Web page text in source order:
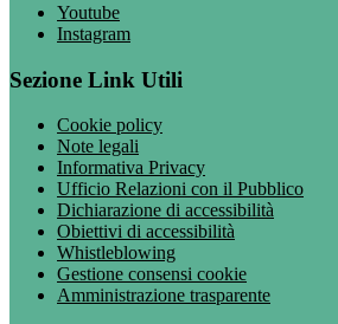
Youtube
Instagram
Sezione Link Utili
Cookie policy
Note legali
Informativa Privacy
Ufficio Relazioni con il Pubblico
Dichiarazione di accessibilità
Obiettivi di accessibilità
Whistleblowing
Gestione consensi cookie
Amministrazione trasparente